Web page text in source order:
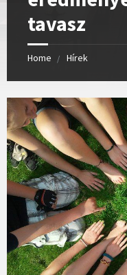
tavasz
Home Hírek